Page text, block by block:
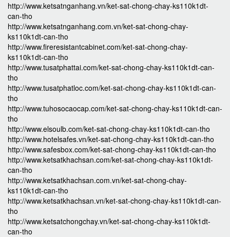
http://www.ketsatnganhang.vn/ket-sat-chong-chay-ks110k1dt-
can-tho
http://www.ketsatnganhang.com.vn/ket-sat-chong-chay-
ks110k1dt-can-tho
http://www.fireresistantcabinet.com/ket-sat-chong-chay-
ks110k1dt-can-tho
http://www.tusatphattai.com/ket-sat-chong-chay-ks110k1dt-can-
tho
http://www.tusatphatloc.com/ket-sat-chong-chay-ks110k1dt-can-
tho
http://www.tuhosocaocap.com/ket-sat-chong-chay-ks110k1dt-can-
tho
http://www.elsoulb.com/ket-sat-chong-chay-ks110k1dt-can-tho
http://www.hotelsafes.vn/ket-sat-chong-chay-ks110k1dt-can-tho
http://www.safesbox.com/ket-sat-chong-chay-ks110k1dt-can-tho
http://www.ketsatkhachsan.com/ket-sat-chong-chay-ks110k1dt-
can-tho
http://www.ketsatkhachsan.com.vn/ket-sat-chong-chay-
ks110k1dt-can-tho
http://www.ketsatkhachsan.vn/ket-sat-chong-chay-ks110k1dt-can-
tho
http://www.ketsatchongchay.vn/ket-sat-chong-chay-ks110k1dt-
can-tho